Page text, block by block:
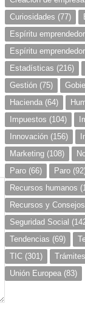
Curiosidades (77)
Espíritu emprendedor
Espíritu emprendedor
Estadísticas (216)
Gestión (75)
Hacienda (64)
Impuestos (104)
Innovación (156)
Marketing (108)
Paro (66) Paro
Recursos humanos
Recursos y Consejos
Seguridad Social
Tendencias (69)
TIC (301) Trámites
Unión Europea (83)